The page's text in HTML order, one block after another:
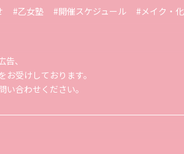
#乙女塾 #開催スケジュール #メイク・
、
受けしております。
い合わせください。